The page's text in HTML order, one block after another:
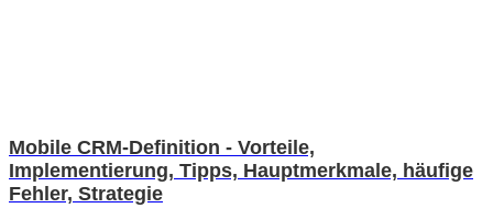
Mobile CRM-Definition - Vorteile,
Implementierung, Tipps, Hauptmerkmale, häufige
Fehler, Strategie